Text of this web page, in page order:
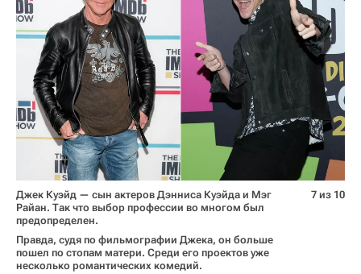
Джек Куэйд — сын актеров Дэнниса Куэйда и Мэг
Райан. Так что выбор профессии во многом был
предопределен.
Правда, судя по фильмографии Джека, он больше
пошел по стопам матери. Среди его проектов уже
несколько романтических комедий.
7 из 10